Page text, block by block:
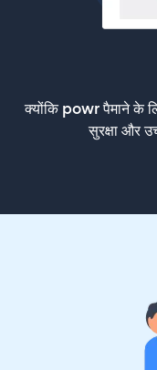
क्योंकि powr पैमाने के
सुरक्षा और